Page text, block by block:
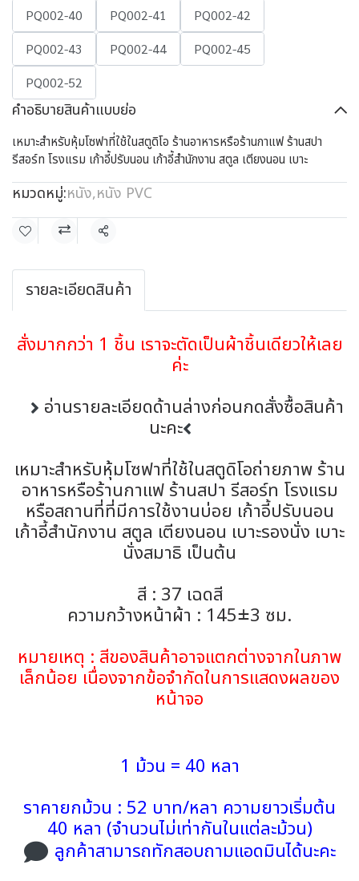
PQ002-40
PQ002-41
PQ002-42
PQ002-43
PQ002-44
PQ002-45
PQ002-52
คำอธิบายสินค้าแบบย่อ
เหมาะสำหรับหุ้มโซฟาที่ใช้ในสตูดิโอ ร้านอาหารหรือร้านกาแฟ ร้านสปา
รีสอร์ท โรงแรม เก้าอี้ปรับนอน เก้าอี้สำนักงาน สตูล เตียงนอน เบาะ
หมวดหมู่:หนัง,หนัง PVC
แชร์
รายละเอียดสินค้า
สั่งมากกว่า 1 ชิ้น เราจะตัดเป็นผ้าชิ้นเดียวให้เลย
ค่ะ
อ่านรายละเอียดด้านล่างก่อนกดสั่งซื้อสินค้า
นะคะ
เหมาะสำหรับหุ้มโซฟาที่ใช้ในสตูดิโอถ่ายภาพ ร้าน
อาหารหรือร้านกาแฟ ร้านสปา รีสอร์ท โรงแรม
หรือสถานที่ที่มีการใช้งานบ่อย เก้าอี้ปรับนอน
เก้าอี้สำนักงาน สตูล เตียงนอน เบาะรองนั่ง เบาะ
นั่งสมาธิ เป็นต้น
สี : 37 เฉดสี
ความกว้างหน้าผ้า : 145±3 ซม.
หมายเหตุ : สีของสินค้าอาจแตกต่างจากในภาพ
เล็กน้อย เนื่องจากข้อจำกัดในการแสดงผลของ
หน้าจอ
1 ม้วน = 40 หลา
ราคายกม้วน : 52 บาท/หลา ความยาวเริ่มต้น
40 หลา (จำนวนไม่เท่ากันในแต่ละม้วน)
ลูกค้าสามารถทักสอบถามแอดมินได้นะคะ